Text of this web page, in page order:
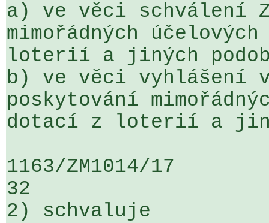
a) ve věci schválení
mimořádných
loterií a jiných
b) ve věci vyhlášení
poskytování
dotací z loterií a
1163/ZM1014/17
32
2) schvaluje